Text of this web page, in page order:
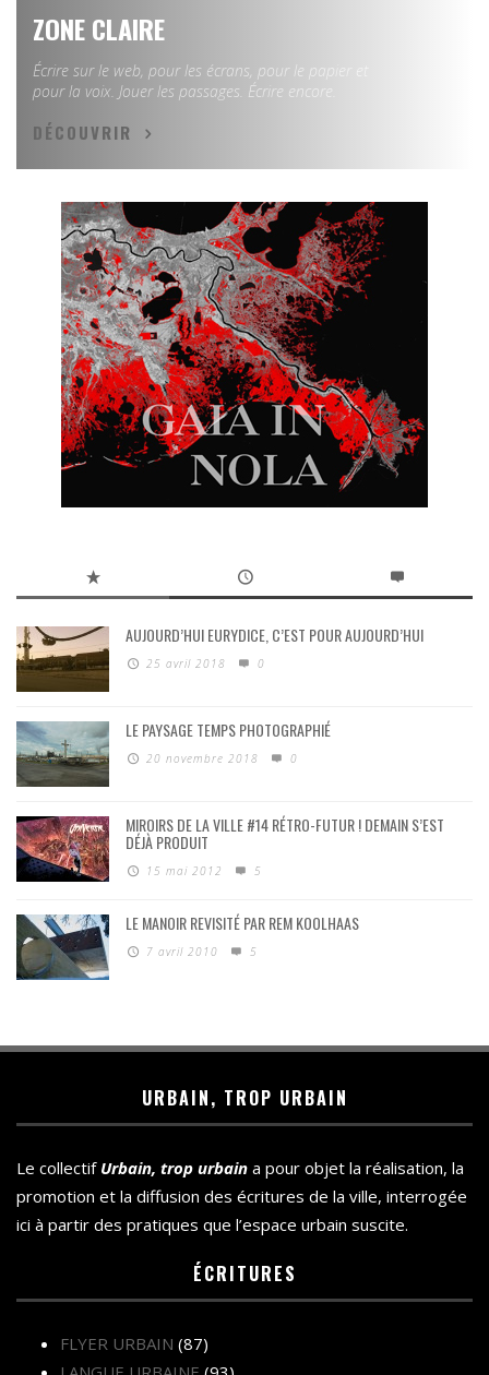
ZONE CLAIRE
Écrire sur le web, pour les écrans, pour le papier et
pour la voix. Jouer les passages. Écrire encore.
DÉCOUVRIR
AUJOURD’HUI EURYDICE, C’EST POUR AUJOURD’HUI
25 avril 2018 0
LE PAYSAGE TEMPS PHOTOGRAPHIÉ
20 novembre 2018 0
MIROIRS DE LA VILLE #14 RÉTRO-FUTUR ! DEMAIN S’EST
DÉJÀ PRODUIT
15 mai 2012 5
LE MANOIR REVISITÉ PAR REM KOOLHAAS
7 avril 2010 5
URBAIN, TROP URBAIN
Le collectif Urbain, trop urbain a pour objet la réalisation, la
promotion et la diffusion des écritures de la ville, interrogée
ici à partir des pratiques que l’espace urbain suscite.
ÉCRITURES
FLYER URBAIN (87)